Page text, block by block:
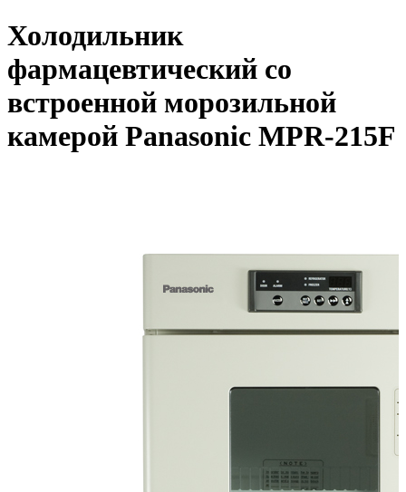
Холодильник
фармацевтический со
встроенной морозильной
камерой Panasonic MPR-215F